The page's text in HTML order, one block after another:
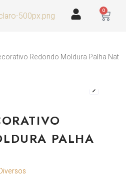
0
Redondo Moldura Palha Nat
PALHA